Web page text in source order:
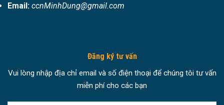
Email: ccnMinhDung@gmail.com
Đăng ký tư vấn
Vui lòng nhập địa chỉ email và số điện thoại để chúng tôi tư vấn
miễn phí cho các bạn